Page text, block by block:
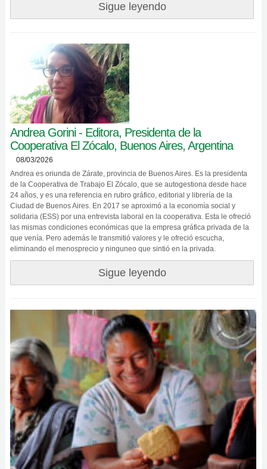
Sigue leyendo
Andrea Gorini - Editora, Presidenta de la
Cooperativa El Zócalo, Buenos Aires, Argentina
08/03/2026
Andrea es oriunda de Zárate, provincia de Buenos Aires. Es la presidenta
de la Cooperativa de Trabajo El Zócalo, que se autogestiona desde hace
24 años, y es una referencia en rubro gráfico, editorial y librería de la
Ciudad de Buenos Aires. En 2017 se aproximó a la economía social y
solidaria (ESS) por una entrevista laboral en la cooperativa. Esta le ofreció
las mismas condiciones económicas que la empresa gráfica privada de la
que venía. Pero además le transmitió valores y le ofreció escucha,
eliminando el menosprecio y ninguneo que sintió en la privada.
Sigue leyendo